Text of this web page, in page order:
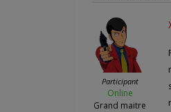
Participant
Online
Grand maitre